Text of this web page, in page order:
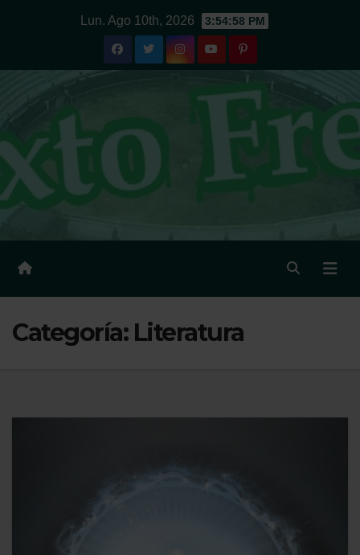
Lun. Ago 10th, 2026 3:54:59 PM
Categoría: Literatura